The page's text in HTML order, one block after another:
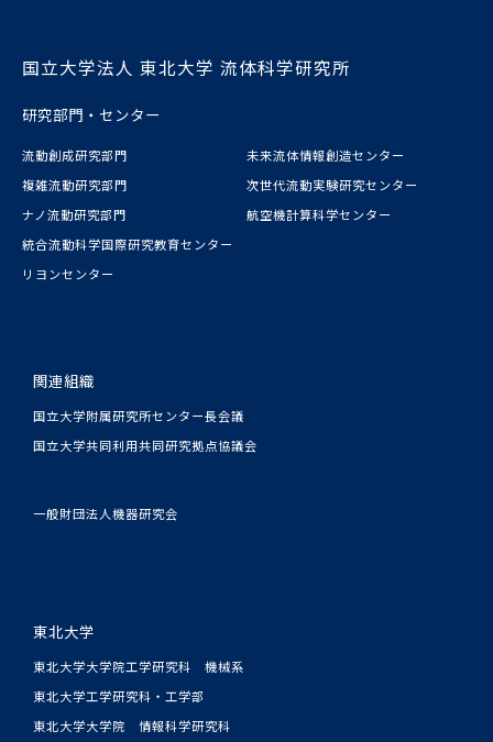
国立大学法人 東北大学 流体科学研究所
研究部門・センター
流動創成研究部門
複雑流動研究部門
ナノ流動研究部門
統合流動科学国際研究教育センター
リヨンセンター
未来流体情報創造センター
次世代流動実験研究センター
航空機計算科学センター
関連組織
国立大学附属研究所センター長会議
国立大学共同利用共同研究拠点協議会
一般財団法人機器研究会
東北大学
東北大学大学院工学研究科 機械系
東北大学工学研究科・工学部
東北大学大学院 情報科学研究科